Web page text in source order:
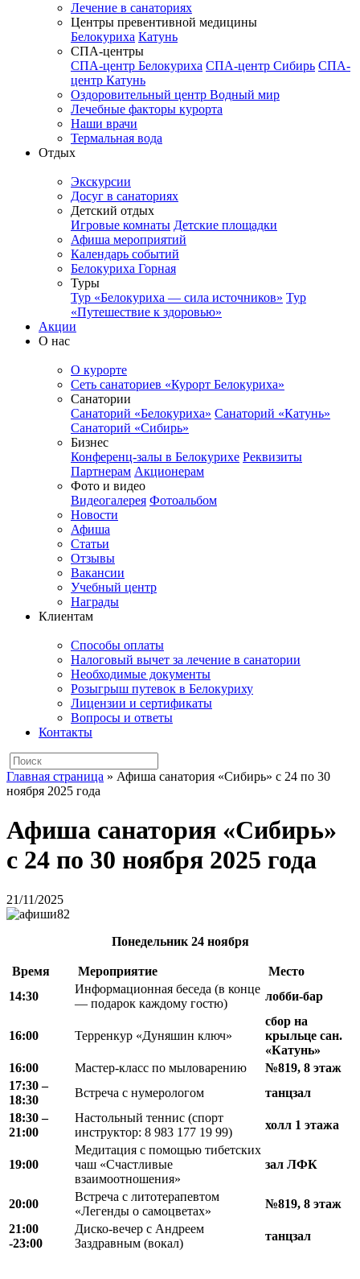
Лечение в санаториях
Центры превентивной медицины
Белокуриха Катунь
СПА-центры
СПА-центр Белокуриха СПА-центр Сибирь СПА-
центр Катунь
Оздоровительный центр Водный мир
Лечебные факторы курорта
Наши врачи
Термальная вода
Отдых
Экскурсии
Досуг в санаториях
Детский отдых
Игровые комнаты Детские площадки
Афиша мероприятий
Календарь событий
Белокуриха Горная
Туры
Тур «Белокуриха — сила источников» Тур
«Путешествие к здоровью»
Акции
О нас
О курорте
Сеть санаториев «Курорт Белокуриха»
Санатории
Санаторий «Белокуриха» Санаторий «Катунь»
Санаторий «Сибирь»
Бизнес
Конференц-залы в Белокурихе Реквизиты
Партнерам Акционерам
Фото и видео
Видеогалерея Фотоальбом
Новости
Афиша
Статьи
Отзывы
Вакансии
Учебный центр
Награды
Клиентам
Способы оплаты
Налоговый вычет за лечение в санатории
Необходимые документы
Розыгрыш путевок в Белокуриху
Лицензии и сертификаты
Вопросы и ответы
Контакты
Главная страница » Афиша санатория «Сибирь» с 24 по 30
ноября 2025 года
Афиша санатория «Сибирь»
с 24 по 30 ноября 2025 года
21/11/2025
Понедельник 24 ноября
Время Мероприятие Место
14:30
Информационная беседа (в конце
— подарок каждому гостю)
лобби-бар
16:00 Терренкур «Дуняшин ключ»
сбор на
крыльце сан.
«Катунь»
16:00
Мастер-класс по мыловарению
№819, 8 этаж
17:30 –
18:30
Встреча с нумерологом
танцзал
18:30 –
21:00
Настольный теннис (спорт
инструктор: 8 983 177 19 99)
холл 1 этажа
19:00
Медитация с помощью тибетских
чаш «Счастливые
взаимоотношения»
зал ЛФК
20:00
Встреча с литотерапевтом
«Легенды о самоцветах»
№819, 8 этаж
21:00
-23:00
Диско-вечер с Андреем
Заздравным (вокал)
танцзал